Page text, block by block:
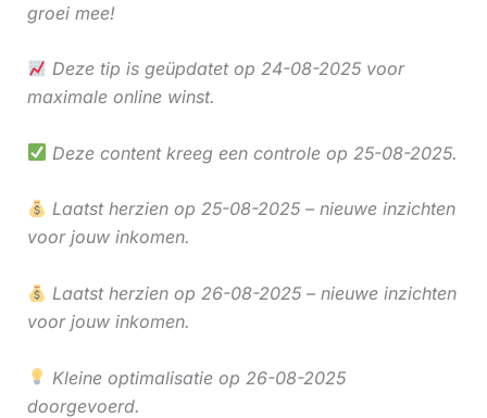
groei mee!
Deze tip is geüpdatet op 24-08-2025 voor
maximale online winst.
Deze content kreeg een controle op 25-08-2025.
Laatst herzien op 25-08-2025 – nieuwe inzichten
voor jouw inkomen.
Laatst herzien op 26-08-2025 – nieuwe inzichten
voor jouw inkomen.
Kleine optimalisatie op 26-08-2025
doorgevoerd.